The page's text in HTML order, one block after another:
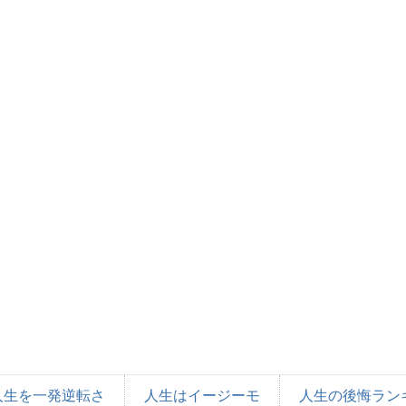
生を一発逆転さ
人生はイージーモ
人生の後悔ラン